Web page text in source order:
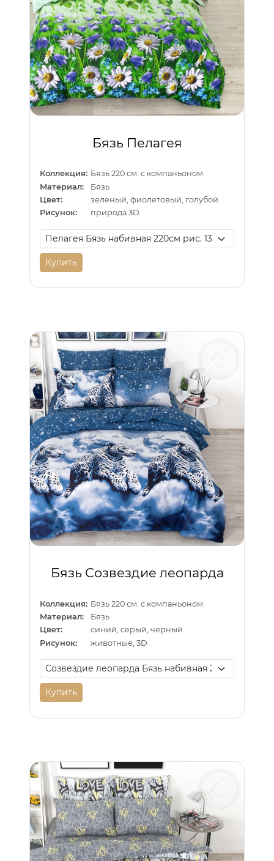
Бязь Пелагея
Коллекция: Бязь 220 см. с компаньоном
Материал:
Бязь
Цвет:
зеленый, фиолетовый, голубой
Рисунок:
природа 3D
Купить
Бязь Созвездие леопарда
Коллекция: Бязь 220 см. с компаньоном
Материал:
Бязь
Цвет:
синий, серый, черный
Рисунок:
животные, 3D
Купить